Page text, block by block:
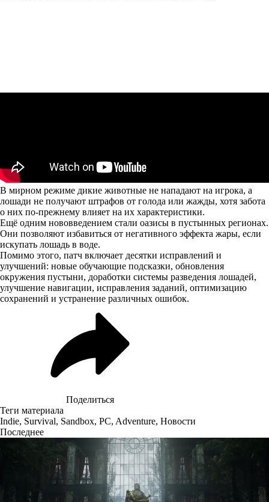
В мирном режиме дикие животные не нападают на игрока, а
лошади не получают штрафов от голода или жажды, хотя забота
о них по-прежнему влияет на их характеристики.
Ещё одним нововведением стали оазисы в пустынных регионах.
Они позволяют избавиться от негативного эффекта жары, если
искупать лошадь в воде.
Помимо этого, патч включает десятки исправлений и
улучшений: новые обучающие подсказки, обновления
окружения пустыни, доработки системы разведения лошадей,
улучшение навигации, исправления заданий, оптимизацию
сохранений и устранение различных ошибок.
Поделиться
Теги материала
Indie, Survival, Sandbox, PC, Adventure, Новости
Последнее